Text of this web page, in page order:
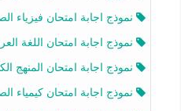
نموذج اجابة امتحان فيزياء الصف
نموذج اجابة امتحان اللغة العربية
نموذج اجابة امتحان المنهج الكامل كيمياء
نموذج اجابة امتحان كيمياء الصف